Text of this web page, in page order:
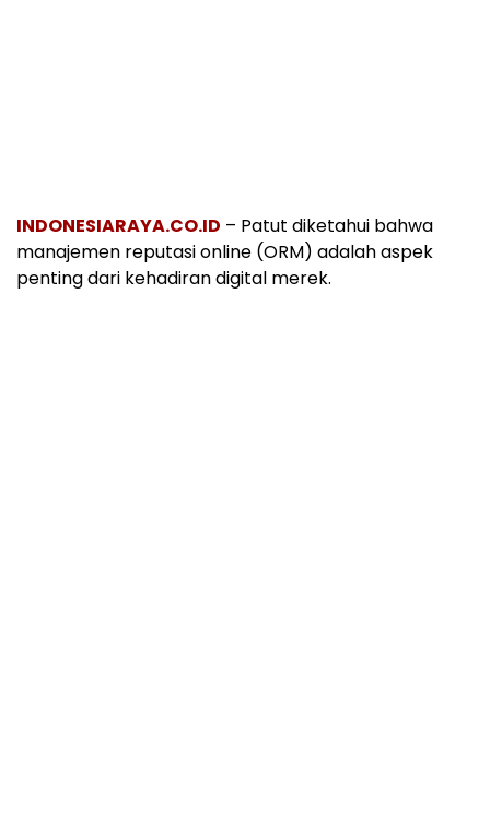
INDONESIARAYA.CO.ID – Patut diketahui bahwa
manajemen reputasi online (ORM) adalah aspek
penting dari kehadiran digital merek.